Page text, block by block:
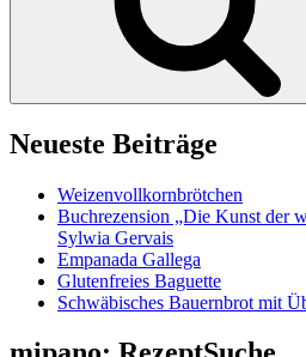
Neueste Beiträge
Weizenvollkornbrötchen
Buchrezension „Die Kunst der
Sylwia Gervais
Empanada Gallega
Glutenfreies Baguette
Schwäbisches Bauernbrot mit